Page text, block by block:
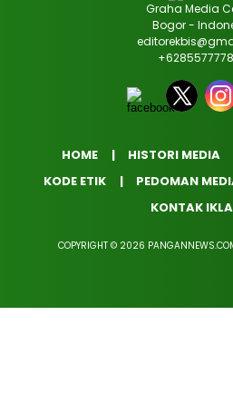
Graha Media
Bogor -
HOME HISTORI MEDIA
KODE ETIK
PEDOMAN
KONTAK
COPYRIGHT © 2026